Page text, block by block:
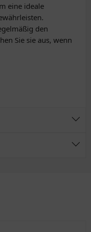
eine ideale
den
Sie sie aus, wenn